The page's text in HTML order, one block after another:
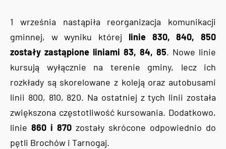
1 września nastąpiła reorganizacja komunikacji
gminnej, w wyniku której linie 830, 840, 850
zostały zastąpione liniami 83, 84, 85. Nowe linie
kursują wyłącznie na terenie gminy, lecz ich
rozkłady są skorelowane z koleją oraz autobusami
linii 800, 810, 820. Na ostatniej z tych linii została
zwiększona częstotliwość kursowania. Dodatkowo,
linie 860 i 870 zostały skrócone odpowiednio do
pętli Brochów i Tarnogaj.